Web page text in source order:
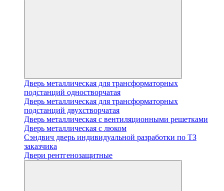
Дверь металлическая для трансформаторных
подстанций одностворчатая
Дверь металлическая для трансформаторных
подстанций двухстворчатая
Дверь металлическая с вентиляционными решетками
Дверь металлическая с люком
Cэндвич дверь индивидуальной разработки по ТЗ
заказчика
Двери рентгенозащитные